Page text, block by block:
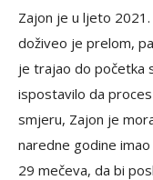
Zajon je u ljeto
doživeo je prelom,
je trajao do početka
ispostavilo da
smjeru, Zajon je
naredne godine
29 mečeva, da bi